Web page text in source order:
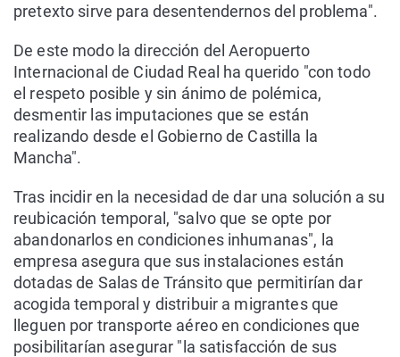
pretexto sirve para desentendernos del problema".
De este modo la dirección del Aeropuerto
Internacional de Ciudad Real ha querido "con todo
el respeto posible y sin ánimo de polémica,
desmentir las imputaciones que se están
realizando desde el Gobierno de Castilla la
Mancha".
Tras incidir en la necesidad de dar una solución a su
reubicación temporal, "salvo que se opte por
abandonarlos en condiciones inhumanas", la
empresa asegura que sus instalaciones están
dotadas de Salas de Tránsito que permitirían dar
acogida temporal y distribuir a migrantes que
lleguen por transporte aéreo en condiciones que
posibilitarían asegurar "la satisfacción de sus